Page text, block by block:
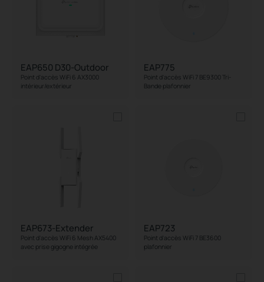
EAP650 D30-Outdoor
Point d'accès WiFi 6 AX3000
intérieur/extérieur
EAP775
Point d'accès WiFi 7 BE9300 Tri-
Bande plafonnier
EAP673-Extender
Point d'accès WiFi 6 Mesh AX5400
avec prise gigogne intégrée
EAP723
Point d'accès WiFi 7 BE3600
plafonnier